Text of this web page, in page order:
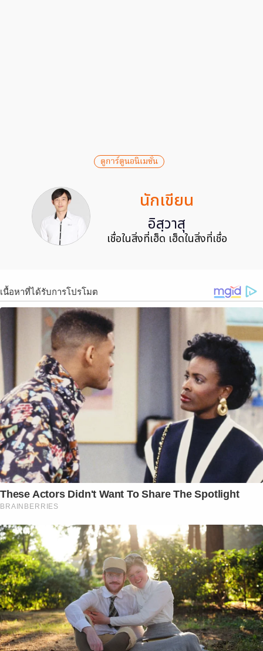
ดูการ์ตูนอนิเมชั่น
นักเขียน
อิสฺวาสุ
เชื่อในสิ่งที่เฮ็ด เฮ็ดในสิ่งที่เชื่อ
เนื้อหาที่ได้รับการโปรโมต
These Actors Didn't Want To Share The Spotlight
BRAINBERRIES